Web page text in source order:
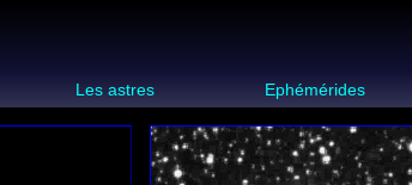
Les astres Ephémérides